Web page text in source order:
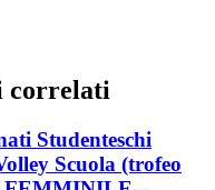
correlati
Studenteschi
Scuola (trofeo